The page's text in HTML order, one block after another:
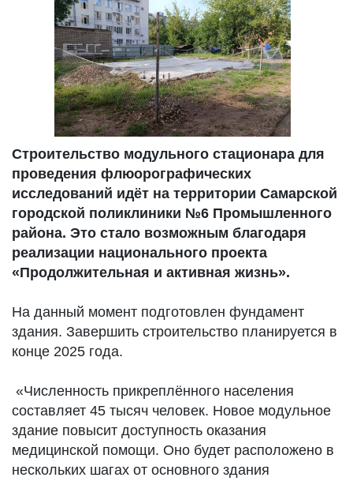
Строительство модульного стационара для
проведения флюорографических
исследований идёт на территории Самарской
городской поликлиники №6 Промышленного
района. Это стало возможным благодаря
реализации национального проекта
«Продолжительная и активная жизнь».
На данный момент подготовлен фундамент
здания. Завершить строительство планируется в
конце 2025 года.
«Численность прикреплённого населения
составляет 45 тысяч человек. Новое модульное
здание повысит доступность оказания
медицинской помощи. Оно будет расположено в
нескольких шагах от основного здания